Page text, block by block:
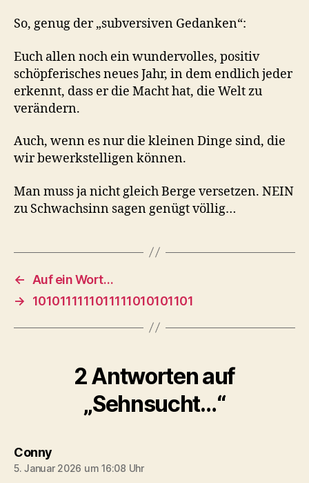
So, genug der „subversiven Gedanken“:
Euch allen noch ein wundervolles, positiv
schöpferisches neues Jahr, in dem endlich jeder
erkennt, dass er die Macht hat, die Welt zu
verändern.
Auch, wenn es nur die kleinen Dinge sind, die
wir bewerkstelligen können.
Man muss ja nicht gleich Berge versetzen. NEIN
zu Schwachsinn sagen genügt völlig…
←
Auf ein Wort…
→
1010111111011111010101101
2 Antworten auf
„Sehnsucht…“
Connysagt:
5. Januar 2026 um 16:08 Uhr